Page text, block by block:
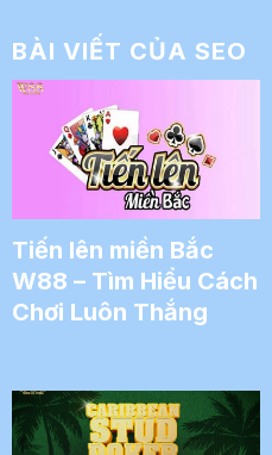
BÀI VIẾT CỦA SEO
Tiến lên miền Bắc
W88 – Tìm Hiểu Cách
Chơi Luôn Thắng